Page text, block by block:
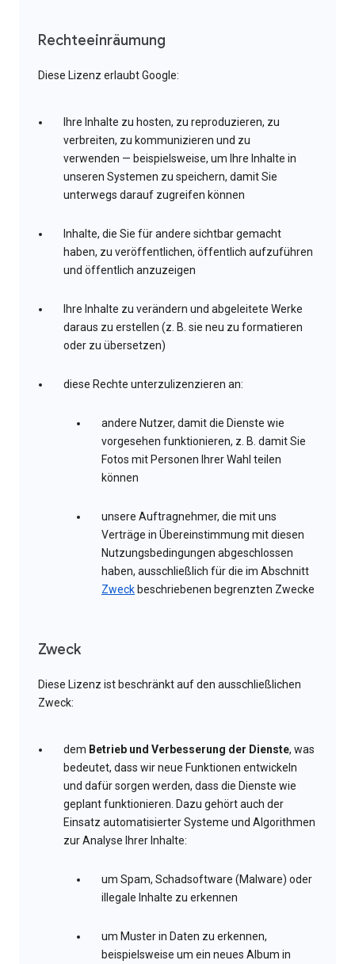
Rechteeinräumung
Diese Lizenz erlaubt Google:
Ihre Inhalte zu hosten, zu reproduzieren, zu
verbreiten, zu kommunizieren und zu
verwenden — beispielsweise, um Ihre Inhalte in
unseren Systemen zu speichern, damit Sie
unterwegs darauf zugreifen können
Inhalte, die Sie für andere sichtbar gemacht
haben, zu veröffentlichen, öffentlich aufzuführen
und öffentlich anzuzeigen
Ihre Inhalte zu verändern und abgeleitete Werke
daraus zu erstellen (z. B. sie neu zu formatieren
oder zu übersetzen)
diese Rechte unterzulizenzieren an:
andere Nutzer, damit die Dienste wie
vorgesehen funktionieren, z. B. damit Sie
Fotos mit Personen Ihrer Wahl teilen
können
unsere Auftragnehmer, die mit uns
Verträge in Übereinstimmung mit diesen
Nutzungsbedingungen abgeschlossen
haben, ausschließlich für die im Abschnitt
Zweck beschriebenen begrenzten Zwecke
Zweck
Diese Lizenz ist beschränkt auf den ausschließlichen
Zweck:
dem Betrieb und Verbesserung der Dienste, was
bedeutet, dass wir neue Funktionen entwickeln
und dafür sorgen werden, dass die Dienste wie
geplant funktionieren. Dazu gehört auch der
Einsatz automatisierter Systeme und Algorithmen
zur Analyse Ihrer Inhalte:
um Spam, Schadsoftware (Malware) oder
illegale Inhalte zu erkennen
um Muster in Daten zu erkennen,
beispielsweise um ein neues Album in